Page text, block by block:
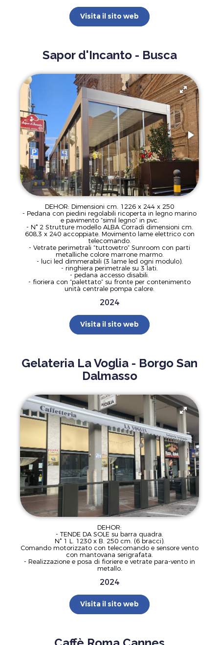
Visita il sito web
Sapor d'Incanto - Busca
DEHOR: Dimensioni cm. 1226 x 244 x 250
- Pedana con piedini regolabili ricoperta in legno marino
e pavimento “simil legno” in pvc.
- N° 2 Strutture modello ALBA Corradi dimensioni cm.
608,3 x 240 accoppiate. Movimento lame elettrico con
telecomando.
- Vetrate perimetrali “tuttovetro” Sunroom con parti
metalliche colore marrone marmo.
- luci led dimmerabili (3 lame led ogni modulo).
- ringhiera perimetrale su 3 lati.
- pedana accesso disabili.
- fioriera con “palettato” su fronte per contenimento
unità centrale pompa calore.
2024
Visita il sito web
Gelateria La Voglia - Borgo San
Dalmasso
DEHOR:
- TENDE DA SOLE su barra quadra.
N° 1 L. 1230 x B. 250 cm. (6 bracci).
Comando motorizzato con telecomando e sensore vento
con mantovana serigrafata.
- Realizzazione e posa di fioriere e vetrate para-vento in
metallo.
2024
Visita il sito web